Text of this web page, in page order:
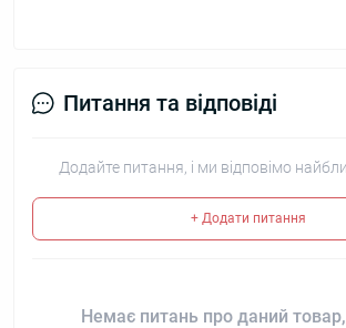
Питання та відповіді
Додайте питання, і ми відповімо
+ Додати питання
Немає питань про даний